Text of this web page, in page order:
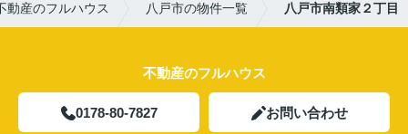
動産のフルハウス 八戸市の物件一覧 八戸市南類家２丁目
不動産のフルハウス
0178-80-7827 お問い合わせ